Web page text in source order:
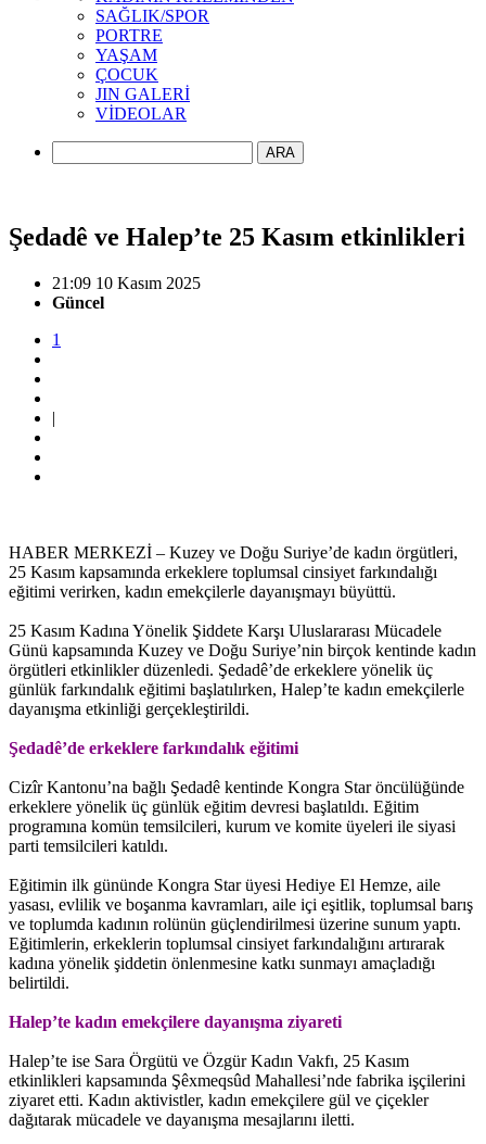
SAĞLIK/SPOR
PORTRE
YAŞAM
ÇOCUK
JIN GALERİ
VİDEOLAR
ARA
Şedadê ve Halep’te 25 Kasım etkinlikleri
21:09 10 Kasım 2025
Güncel
1
|
HABER MERKEZİ – Kuzey ve Doğu Suriye’de kadın örgütleri,
25 Kasım kapsamında erkeklere toplumsal cinsiyet farkındalığı
eğitimi verirken, kadın emekçilerle dayanışmayı büyüttü.
25 Kasım Kadına Yönelik Şiddete Karşı Uluslararası Mücadele
Günü kapsamında Kuzey ve Doğu Suriye’nin birçok kentinde kadın
örgütleri etkinlikler düzenledi. Şedadê’de erkeklere yönelik üç
günlük farkındalık eğitimi başlatılırken, Halep’te kadın emekçilerle
dayanışma etkinliği gerçekleştirildi.
Şedadê’de erkeklere farkındalık eğitimi
Cizîr Kantonu’na bağlı Şedadê kentinde Kongra Star öncülüğünde
erkeklere yönelik üç günlük eğitim devresi başlatıldı. Eğitim
programına komün temsilcileri, kurum ve komite üyeleri ile siyasi
parti temsilcileri katıldı.
Eğitimin ilk gününde Kongra Star üyesi Hediye El Hemze, aile
yasası, evlilik ve boşanma kavramları, aile içi eşitlik, toplumsal barış
ve toplumda kadının rolünün güçlendirilmesi üzerine sunum yaptı.
Eğitimlerin, erkeklerin toplumsal cinsiyet farkındalığını artırarak
kadına yönelik şiddetin önlenmesine katkı sunmayı amaçladığı
belirtildi.
Halep’te kadın emekçilere dayanışma ziyareti
Halep’te ise Sara Örgütü ve Özgür Kadın Vakfı, 25 Kasım
etkinlikleri kapsamında Şêxmeqsûd Mahallesi’nde fabrika işçilerini
ziyaret etti. Kadın aktivistler, kadın emekçilere gül ve çiçekler
dağıtarak mücadele ve dayanışma mesajlarını iletti.